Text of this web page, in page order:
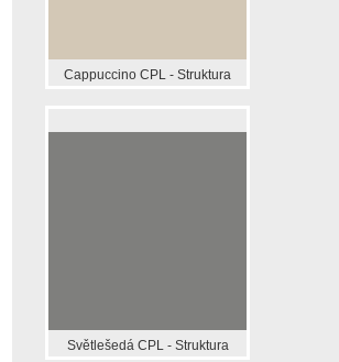
Cappuccino CPL - Struktura
Světlešedá CPL - Struktura